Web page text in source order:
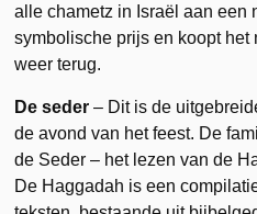
alle chametz in Israël aan een
symbolische prijs en koopt het
weer terug.
De seder– Dit is de
de avond van het feest. De
de Seder – het lezen van de
De Haggadah is een